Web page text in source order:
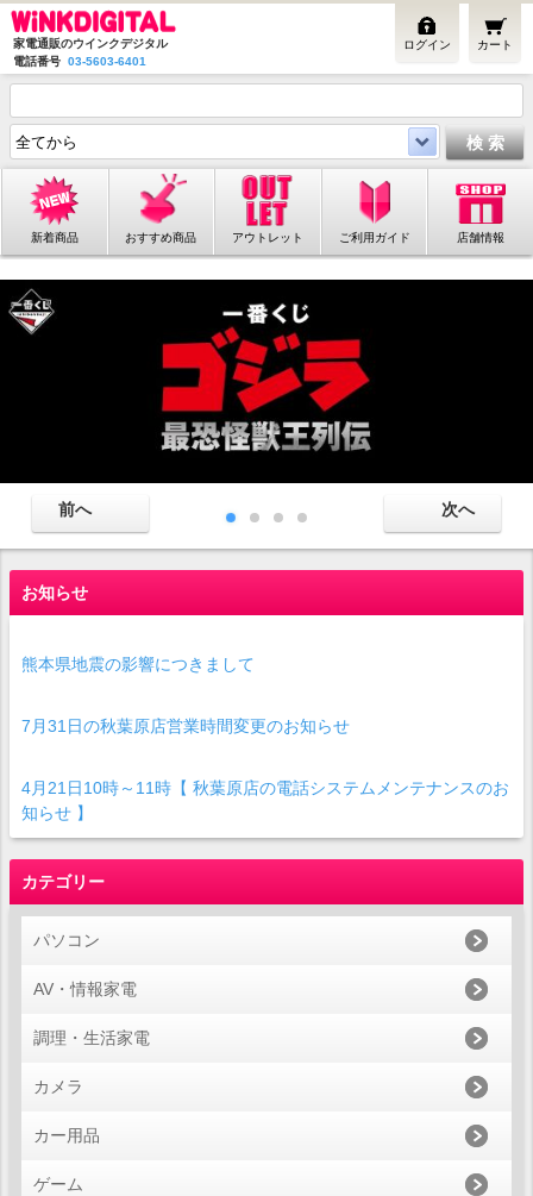
家電通販のウインクデジタル
電話番号 03-5603-6401
カート
ログイン
新着商品 おすすめ商品 アウトレット ご利用ガイド 店舗情報
お知らせ
熊本県地震の影響につきまして
7月31日の秋葉原店営業時間変更のお知らせ
4月21日10時～11時【 秋葉原店の電話システムメンテナンスのお
知らせ 】
カテゴリー
パソコン
AV・情報家電
調理・生活家電
カメラ
カー用品
ゲーム